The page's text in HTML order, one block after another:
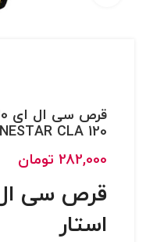
CLA 120
282,000 تومان
استار